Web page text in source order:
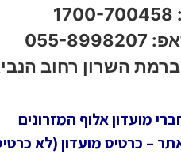
השרון רחוב
מועדון אלוף המזרונים
– כרטיס מועדון (לא